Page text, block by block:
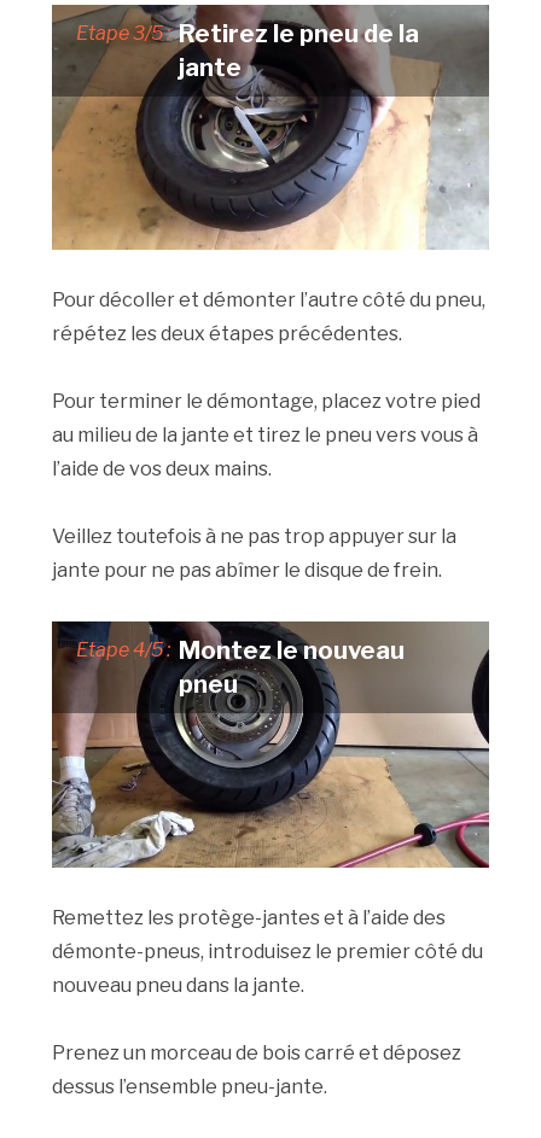
Etape 3/5 : Retirez le pneu de la
jante
Pour décoller et démonter l’autre côté du pneu,
répétez les deux étapes précédentes.
Pour terminer le démontage, placez votre pied
au milieu de la jante et tirez le pneu vers vous à
l’aide de vos deux mains.
Veillez toutefois à ne pas trop appuyer sur la
jante pour ne pas abîmer le disque de frein.
Etape 4/5 : Montez le nouveau
pneu
Remettez les protège-jantes et à l’aide des
démonte-pneus, introduisez le premier côté du
nouveau pneu dans la jante.
Prenez un morceau de bois carré et déposez
dessus l’ensemble pneu-jante.